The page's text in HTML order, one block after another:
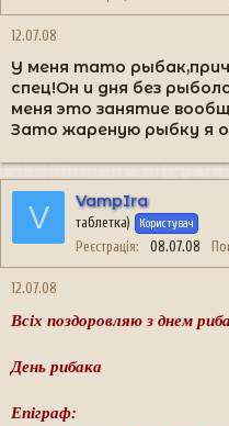
12.07.08
У меня тато
спец!Он и дня без
меня это занятие
Зато жареную рыбку я
V VampIra
таблетка) Користувач
Реєстрація 08.07.08
12.07.08
Всіх поздоровляю з днем
День рибака
Епіграф: